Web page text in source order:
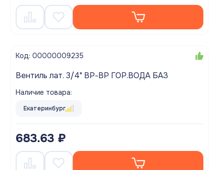
Код: 00000009235
Вентиль лат. 3/4" ВР-ВР ГОР.ВОДА БАЗ
Наличие товара:
Екатеринбург
683.63 ₽